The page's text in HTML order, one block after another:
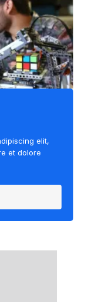
elit,
et dolore